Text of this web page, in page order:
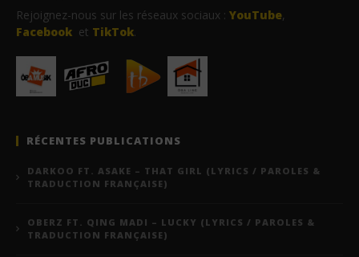
Rejoignez-nous sur les réseaux sociaux : YouTube,
Facebook et TikTok.
RÉCENTES PUBLICATIONS
DARKOO FT. ASAKE – THAT GIRL (LYRICS / PAROLES &
TRADUCTION FRANÇAISE)
OBERZ FT. QING MADI – LUCKY (LYRICS / PAROLES &
TRADUCTION FRANÇAISE)